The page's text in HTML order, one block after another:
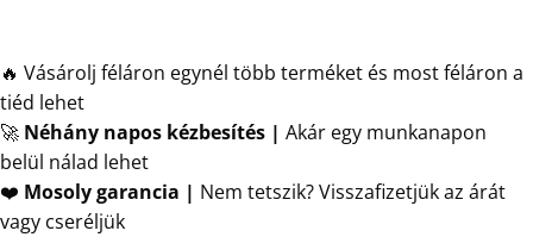
🔥 Vásárolj féláron egynél több terméket és most féláron a
tiéd lehet
🚀 Néhány napos kézbesítés | Akár egy munkanapon
belül nálad lehet
❤️ Mosoly garancia | Nem tetszik? Visszafizetjük az árát
vagy cseréljük